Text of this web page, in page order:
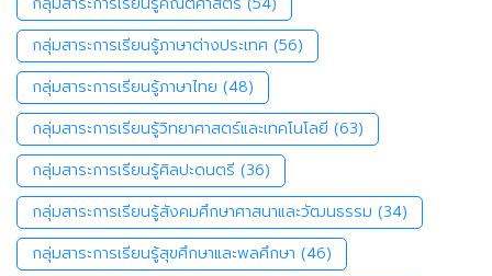
กลุ่มสาระการเรียนรู้ภาษาต่างประเทศ (56)
กลุ่มสาระการเรียนรู้ภาษาไทย (48)
กลุ่มสาระการเรียนรู้วิทยาศาสตร์และเทคโนโลยี (63)
กลุ่มสาระการเรียนรู้ศิลปะดนตรี (36)
กลุ่มสาระการเรียนรู้สังคมศึกษาศาสนาและวัฒนธรรม (34)
กลุ่มสาระการเรียนรู้สุขศึกษาและพลศึกษา (46)